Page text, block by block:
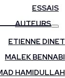
ESSAIS
AUTEURS
ETIENNE DINET
MALEK BENNABI
HAMIDULLAH